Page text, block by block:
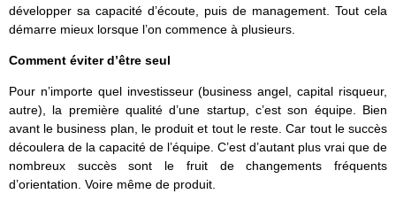
développer sa capacité d’écoute, puis de management. Tout cela
démarre mieux lorsque l’on commence à plusieurs.
Comment éviter d’être seul
Pour n’importe quel investisseur (business angel, capital risqueur,
autre), la première qualité d’une startup, c’est son équipe. Bien
avant le business plan, le produit et tout le reste. Car tout le succès
découlera de la capacité de l’équipe. C’est d’autant plus vrai que de
nombreux succès sont le fruit de changements fréquents
d’orientation. Voire même de produit.